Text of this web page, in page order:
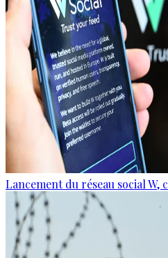
Lancement du réseau social